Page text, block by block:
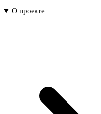
О проекте